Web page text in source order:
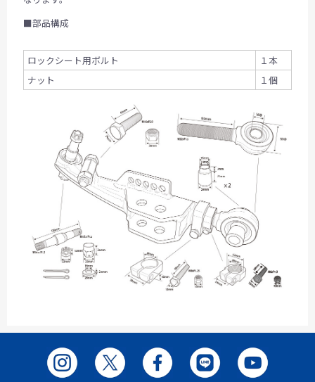
■部品構成
ロックシート用ボルト
１本
ナット
１個